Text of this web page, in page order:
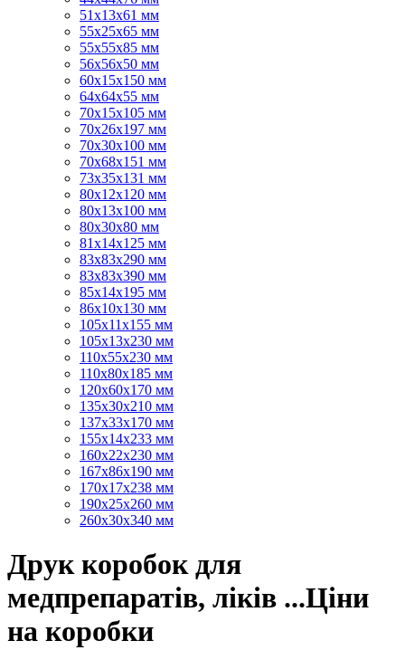
51x13x61 мм
55х25х65 мм
55х55х85 мм
56х56х50 мм
60х15х150 мм
64х64х55 мм
70х15х105 мм
70х26х197 мм
70х30х100 мм
70х68х151 мм
73х35х131 мм
80х12х120 мм
80х13х100 мм
80х30х80 мм
81х14х125 мм
83х83х290 мм
83х83х390 мм
85х14х195 мм
86х10х130 мм
105х11х155 мм
105х13х230 мм
110х55х230 мм
110х80х185 мм
120х60х170 мм
135х30х210 мм
137х33х170 мм
155х14х233 мм
160х22х230 мм
167х86х190 мм
170х17х238 мм
190х25х260 мм
260х30х340 мм
Друк коробок для
медпрепаратів, ліків ...Ціни
на коробки